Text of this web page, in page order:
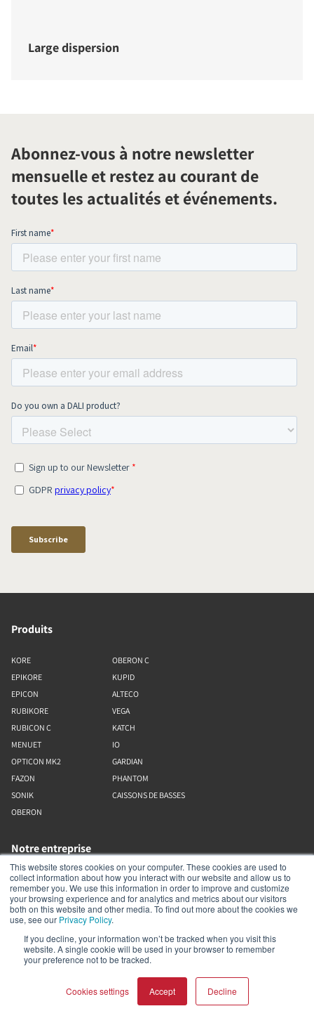
This website stores cookies on your computer. These cookies are used to
collect information about how you interact with our website and allow us to
remember you. We use this information in order to improve and customize
your browsing experience and for analytics and metrics about our visitors
both on this website and other media. To find out more about the cookies we
use, see our Privacy Policy.
If you decline, your information won’t be tracked when you visit this
website. A single cookie will be used in your browser to remember
your preference not to be tracked.
Cookies settings Accept Decline
Large dispersion
Abonnez-vous à notre newsletter
mensuelle et restez au courant de
toutes les actualités et événements.
Produits
KORE
EPIKORE
EPICON
RUBIKORE
RUBICON C
MENUET
OPTICON MK2
FAZON
SONIK
OBERON
OBERON C
KUPID
ALTECO
VEGA
KATCH
IO
GARDIAN
PHANTOM
CAISSONS DE BASSES
Notre entreprise
À propos de nous
Boutique en ligne
Bibliothèque de ressources (sortante)
Assistance
Enregistrer le produit